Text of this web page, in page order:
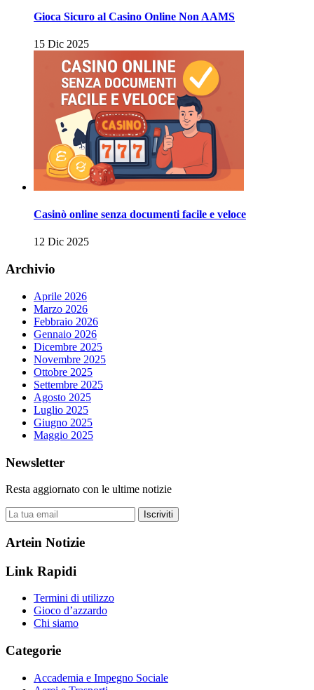
Gioca Sicuro al Casino Online Non AAMS
15 Dic 2025
Casinò online senza documenti facile e veloce
12 Dic 2025
Archivio
Aprile 2026
Marzo 2026
Febbraio 2026
Gennaio 2026
Dicembre 2025
Novembre 2025
Ottobre 2025
Settembre 2025
Agosto 2025
Luglio 2025
Giugno 2025
Maggio 2025
Newsletter
Resta aggiornato con le ultime notizie
Iscriviti
Artein Notizie
Link Rapidi
Termini di utilizzo
Gioco d’azzardo
Chi siamo
Categorie
Accademia e Impegno Sociale